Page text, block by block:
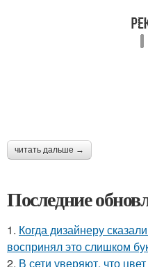
читать дальше →
Последние
1. Когда дизайнеру
воспринял это слишком
2. В сети уверяют, что